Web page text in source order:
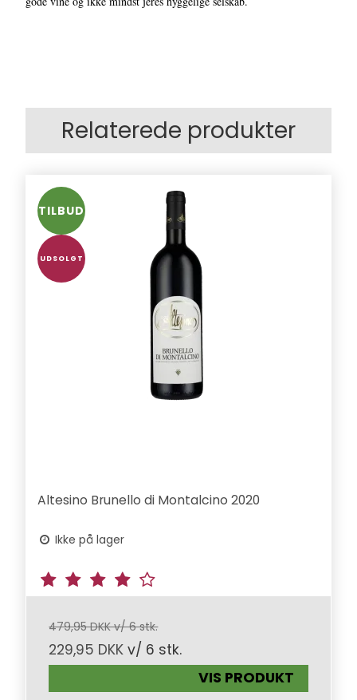
Relaterede produkter
TILBUD
UDSOLGT
Altesino Brunello di Montalcino 2020
Ikke på lager
479,95 DKK v/ 6 stk.
229,95 DKK v/ 6 stk.
VIS PRODUKT